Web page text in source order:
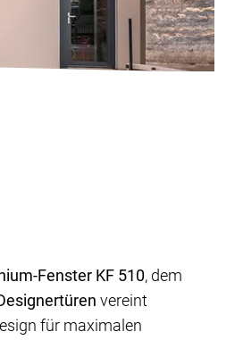
Fenster KF 510, dem
vereint
für maximalen